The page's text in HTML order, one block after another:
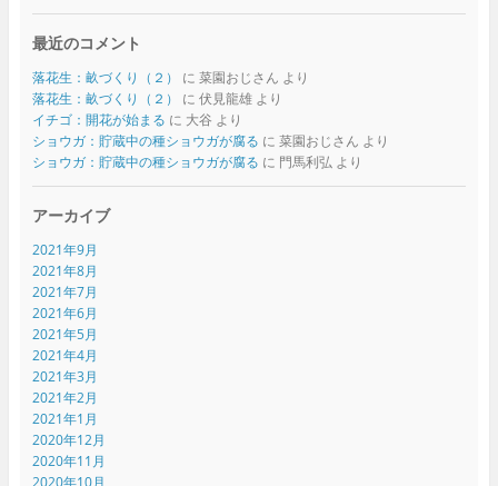
最近のコメント
落花生：畝づくり（２） に 菜園おじさん より
落花生：畝づくり（２）
に 伏見龍雄より
イチゴ：開花が始まる に 大谷 より
ショウガ：貯蔵中の種ショウガが腐る に 菜園おじさん より
ショウガ：貯蔵中の種ショウガが腐る に 門馬利弘 より
アーカイブ
2021年9月
2021年8月
2021年7月
2021年6月
2021年5月
2021年4月
2021年3月
2021年2月
2021年1月
2020年12月
2020年11月
2020年10月